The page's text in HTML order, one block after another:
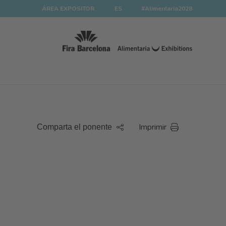
ÁREA EXPOSITOR ES #Alimentaria2028
Comparta el ponente Imprimir